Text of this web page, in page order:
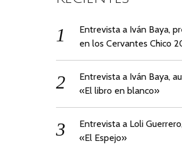
Entrevista a Iván Baya,
en los Cervantes Chico
Entrevista a Iván Baya,
«El libro en blanco»
Entrevista a Loli
«El Espejo»